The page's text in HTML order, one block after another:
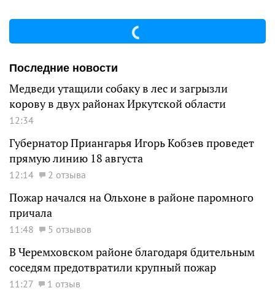
Последние новости
Медведи утащили собаку в лес и загрызли
корову в двух районах Иркутской области
12:34
Губернатор Приангарья Игорь Кобзев проведет
прямую линию 18 августа
12:14 2 отзыва
Пожар начался на Ольхоне в районе паромного
причала
11:48 5 отзывов
В Черемховском районе благодаря бдительным
соседям предотвратили крупный пожар
11:27
1 отзыв